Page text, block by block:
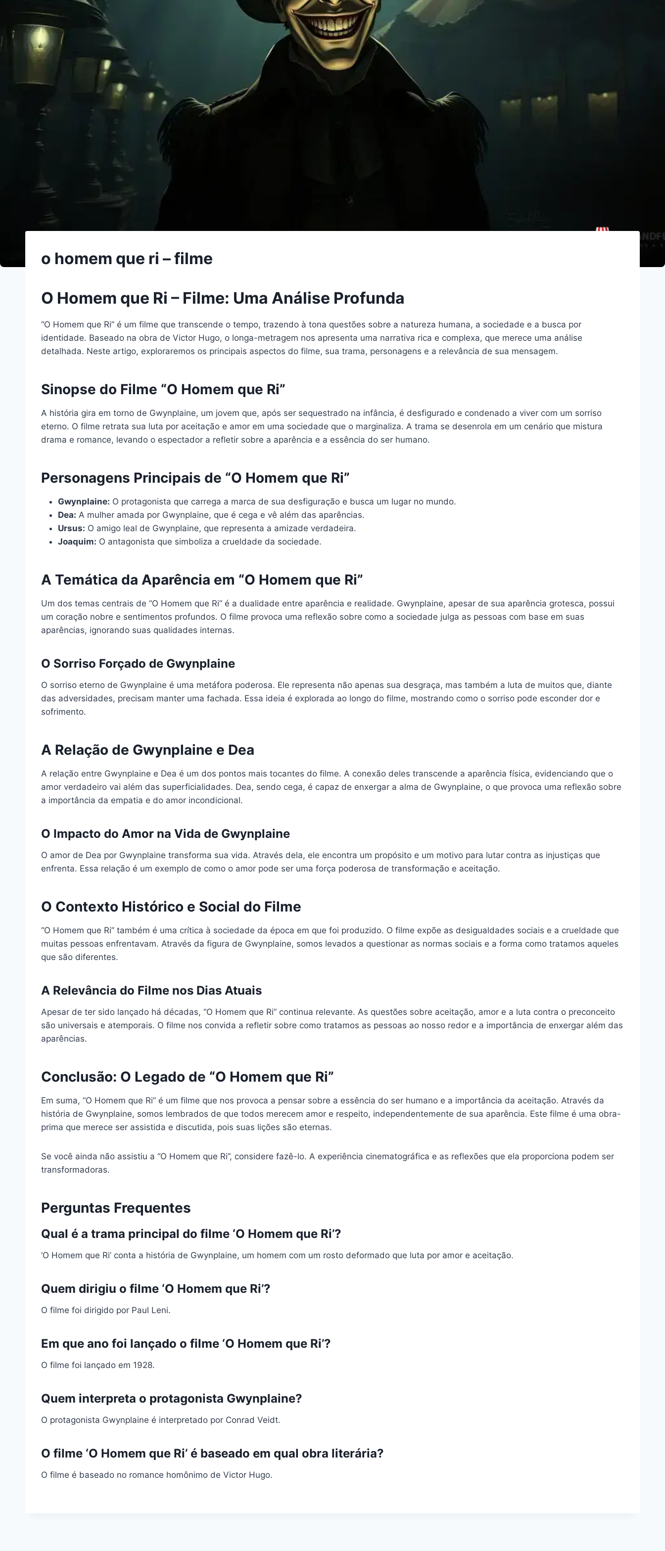
o homem que ri – filme
O Homem que Ri – Filme: Uma Análise Profunda
“O Homem que Ri” é um filme que transcende o tempo, trazendo à tona questões sobre a natureza humana, a sociedade e a busca por
identidade. Baseado na obra de Victor Hugo, o longa-metragem nos apresenta uma narrativa rica e complexa, que merece uma análise
detalhada. Neste artigo, exploraremos os principais aspectos do filme, sua trama, personagens e a relevância de sua mensagem.
Sinopse do Filme “O Homem que Ri”
A história gira em torno de Gwynplaine, um jovem que, após ser sequestrado na infância, é desfigurado e condenado a viver com um sorriso
eterno. O filme retrata sua luta por aceitação e amor em uma sociedade que o marginaliza. A trama se desenrola em um cenário que mistura
drama e romance, levando o espectador a refletir sobre a aparência e a essência do ser humano.
Personagens Principais de “O Homem que Ri”
Gwynplaine: O protagonista que carrega a marca de sua desfiguração e busca um lugar no mundo.
Dea: A mulher amada por Gwynplaine, que é cega e vê além das aparências.
Ursus: O amigo leal de Gwynplaine, que representa a amizade verdadeira.
Joaquim: O antagonista que simboliza a crueldade da sociedade.
A Temática da Aparência em “O Homem que Ri”
Um dos temas centrais de “O Homem que Ri” é a dualidade entre aparência e realidade. Gwynplaine, apesar de sua aparência grotesca, possui
um coração nobre e sentimentos profundos. O filme provoca uma reflexão sobre como a sociedade julga as pessoas com base em suas
aparências, ignorando suas qualidades internas.
O Sorriso Forçado de Gwynplaine
O sorriso eterno de Gwynplaine é uma metáfora poderosa. Ele representa não apenas sua desgraça, mas também a luta de muitos que, diante
das adversidades, precisam manter uma fachada. Essa ideia é explorada ao longo do filme, mostrando como o sorriso pode esconder dor e
sofrimento.
A Relação de Gwynplaine e Dea
A relação entre Gwynplaine e Dea é um dos pontos mais tocantes do filme. A conexão deles transcende a aparência física, evidenciando que o
amor verdadeiro vai além das superficialidades. Dea, sendo cega, é capaz de enxergar a alma de Gwynplaine, o que provoca uma reflexão sobre
a importância da empatia e do amor incondicional.
O Impacto do Amor na Vida de Gwynplaine
O amor de Dea por Gwynplaine transforma sua vida. Através dela, ele encontra um propósito e um motivo para lutar contra as injustiças que
enfrenta. Essa relação é um exemplo de como o amor pode ser uma força poderosa de transformação e aceitação.
O Contexto Histórico e Social do Filme
“O Homem que Ri” também é uma crítica à sociedade da época em que foi produzido. O filme expõe as desigualdades sociais e a crueldade que
muitas pessoas enfrentavam. Através da figura de Gwynplaine, somos levados a questionar as normas sociais e a forma como tratamos aqueles
que são diferentes.
A Relevância do Filme nos Dias Atuais
Apesar de ter sido lançado há décadas, “O Homem que Ri” continua relevante. As questões sobre aceitação, amor e a luta contra o preconceito
são universais e atemporais. O filme nos convida a refletir sobre como tratamos as pessoas ao nosso redor e a importância de enxergar além das
aparências.
Conclusão: O Legado de “O Homem que Ri”
Em suma, “O Homem que Ri” é um filme que nos provoca a pensar sobre a essência do ser humano e a importância da aceitação. Através da
história de Gwynplaine, somos lembrados de que todos merecem amor e respeito, independentemente de sua aparência. Este filme é uma obra-
prima que merece ser assistida e discutida, pois suas lições são eternas.
Se você ainda não assistiu a “O Homem que Ri”, considere fazê-lo. A experiência cinematográfica e as reflexões que ela proporciona podem ser
transformadoras.
Perguntas Frequentes
Qual é a trama principal do filme ‘O Homem que Ri’?
‘O Homem que Ri’ conta a história de Gwynplaine, um homem com um rosto deformado que luta por amor e aceitação.
Quem dirigiu o filme ‘O Homem que Ri’?
O filme foi dirigido por Paul Leni.
Em que ano foi lançado o filme ‘O Homem que Ri’?
O filme foi lançado em 1928.
Quem interpreta o protagonista Gwynplaine?
O protagonista Gwynplaine é interpretado por Conrad Veidt.
O filme ‘O Homem que Ri’ é baseado em qual obra literária?
O filme é baseado no romance homônimo de Victor Hugo.